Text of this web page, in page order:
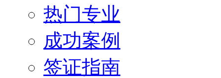
热门专业
成功案例
签证指南